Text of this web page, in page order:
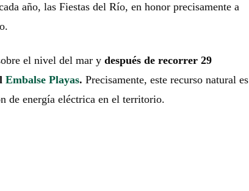
año, las Fiestas del Río, en honor precisamente a
el nivel del mar y después de recorrer 29
Embalse Playas. Precisamente, este recurso natural es
de energía eléctrica en el territorio.